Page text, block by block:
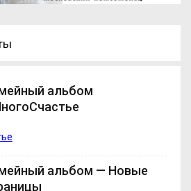
альбом
альбом — Новые